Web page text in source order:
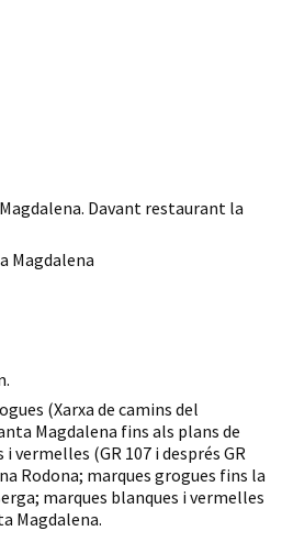
Davant restaurant la
Magdalena
(Xarxa de camins del
Magdalena fins als plans de
vermelles (GR 107 i després GR
Rodona; marques grogues fins la
marques blanques i vermelles
Magdalena.